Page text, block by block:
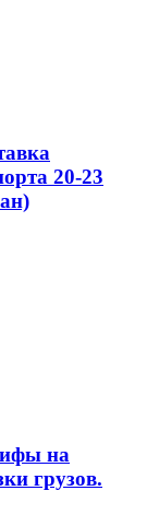
20-23
на
грузов.